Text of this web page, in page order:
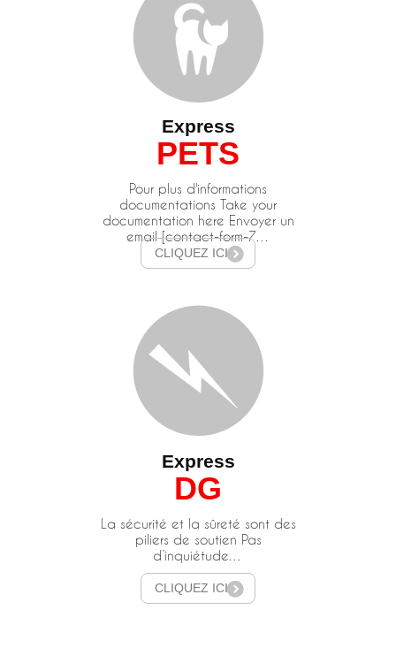
Express
PETS
Pour plus d'informations
documentations Take your
documentation here Envoyer un
email [contact-form-7…
CLIQUEZ ICI
Express
DG
La sécurité et la sûreté sont des
piliers de soutien Pas
d’inquiétude…
CLIQUEZ ICI